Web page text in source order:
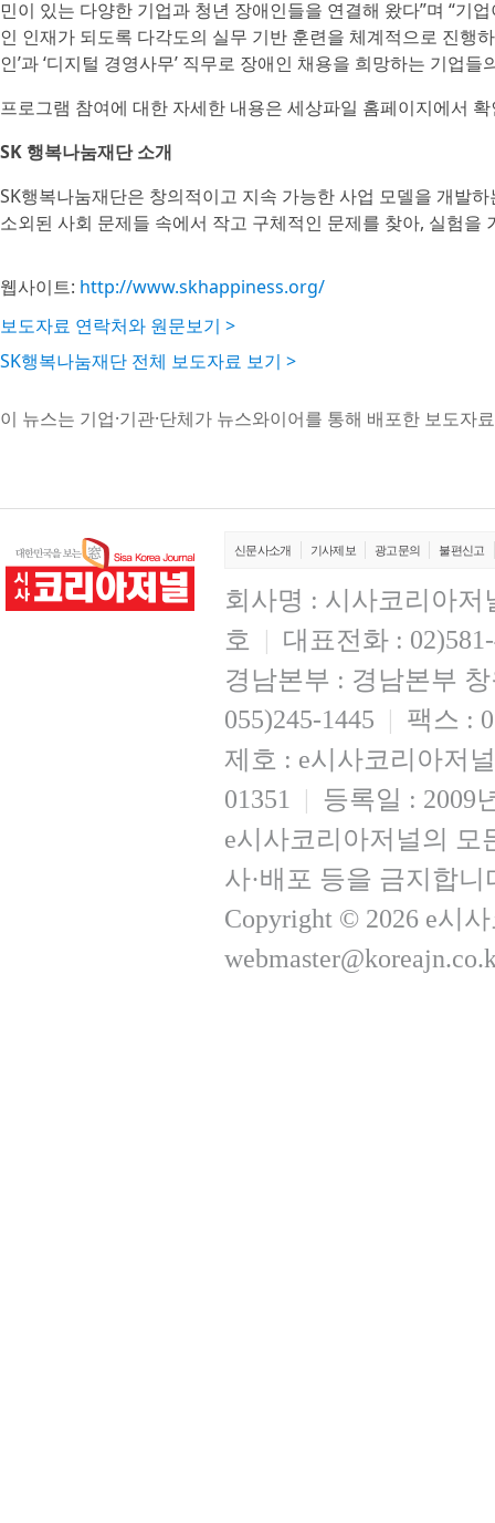
민이 있는 다양한 기업과 청년 장애인들을 연결해 왔다”며 “기
인 인재가 되도록 다각도의 실무 기반 훈련을 체계적으로 진행
인’과 ‘디지털 경영사무’ 직무로 장애인 채용을 희망하는 기업
프로그램 참여에 대한 자세한 내용은 세상파일 홈페이지에서
SK 행복나눔재단 소개
SK행복나눔재단은 창의적이고 지속 가능한 사업 모델을 개발
소외된 사회 문제들 속에서 작고 구체적인 문제를 찾아, 실험을
웹사이트: http://www.skhappiness.org/
보도자료 연락처와 원문보기 >
SK행복나눔재단 전체 보도자료 보기 >
이 뉴스는 기업·기관·단체가 뉴스와이어를 통해 배포한 보도자